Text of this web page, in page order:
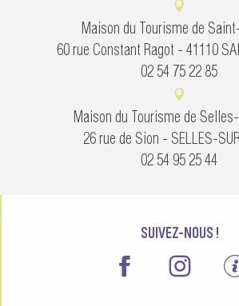
Maison du Tourisme de
60 rue Constant Ragot - 41110
02 54 75 22 85
Maison du Tourisme de
26 rue de Sion - SELLES-
02 54 95 25 44
SUIVEZ-NOUS !